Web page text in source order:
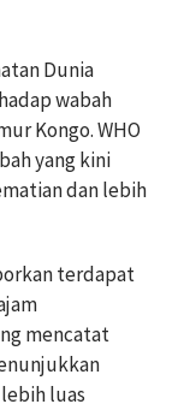
Dunia
wabah
Kongo. WHO
yang kini
dan lebih
terdapat
mencatat
luas